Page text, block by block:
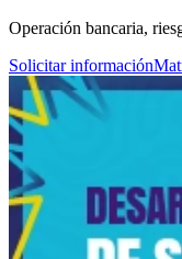
Operación bancaria,
Solicitar información